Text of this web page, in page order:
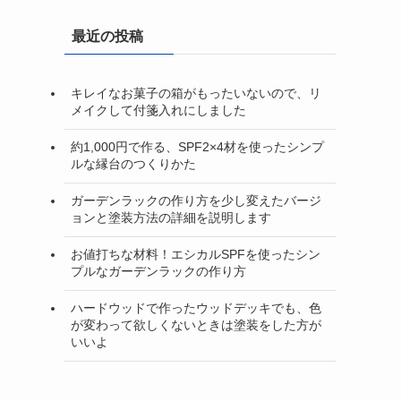
最近の投稿
キレイなお菓子の箱がもったいないので、リ
メイクして付箋入れにしました
約1,000円で作る、SPF2×4材を使ったシンプ
ルな縁台のつくりかた
ガーデンラックの作り方を少し変えたバージ
ョンと塗装方法の詳細を説明します
お値打ちな材料！エシカルSPFを使ったシン
プルなガーデンラックの作り方
ハードウッドで作ったウッドデッキでも、色
が変わって欲しくないときは塗装をした方が
いいよ